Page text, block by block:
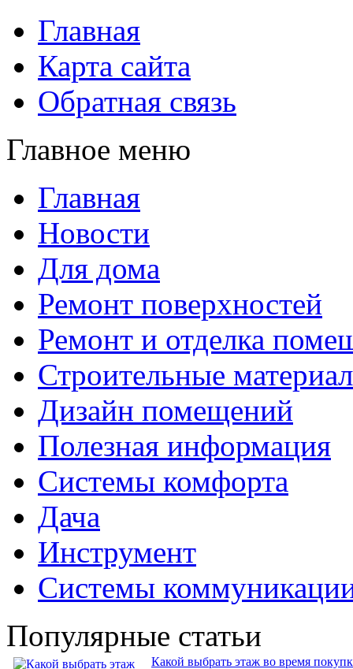
Главная
Карта сайта
Обратная связь
Главное меню
Главная
Новости
Для дома
Ремонт поверхностей
Ремонт и отделка
Строительные
Дизайн помещений
Полезная информация
Системы комфорта
Дача
Инструмент
Системы
Популярные статьи
Какой выбрать этаж во время